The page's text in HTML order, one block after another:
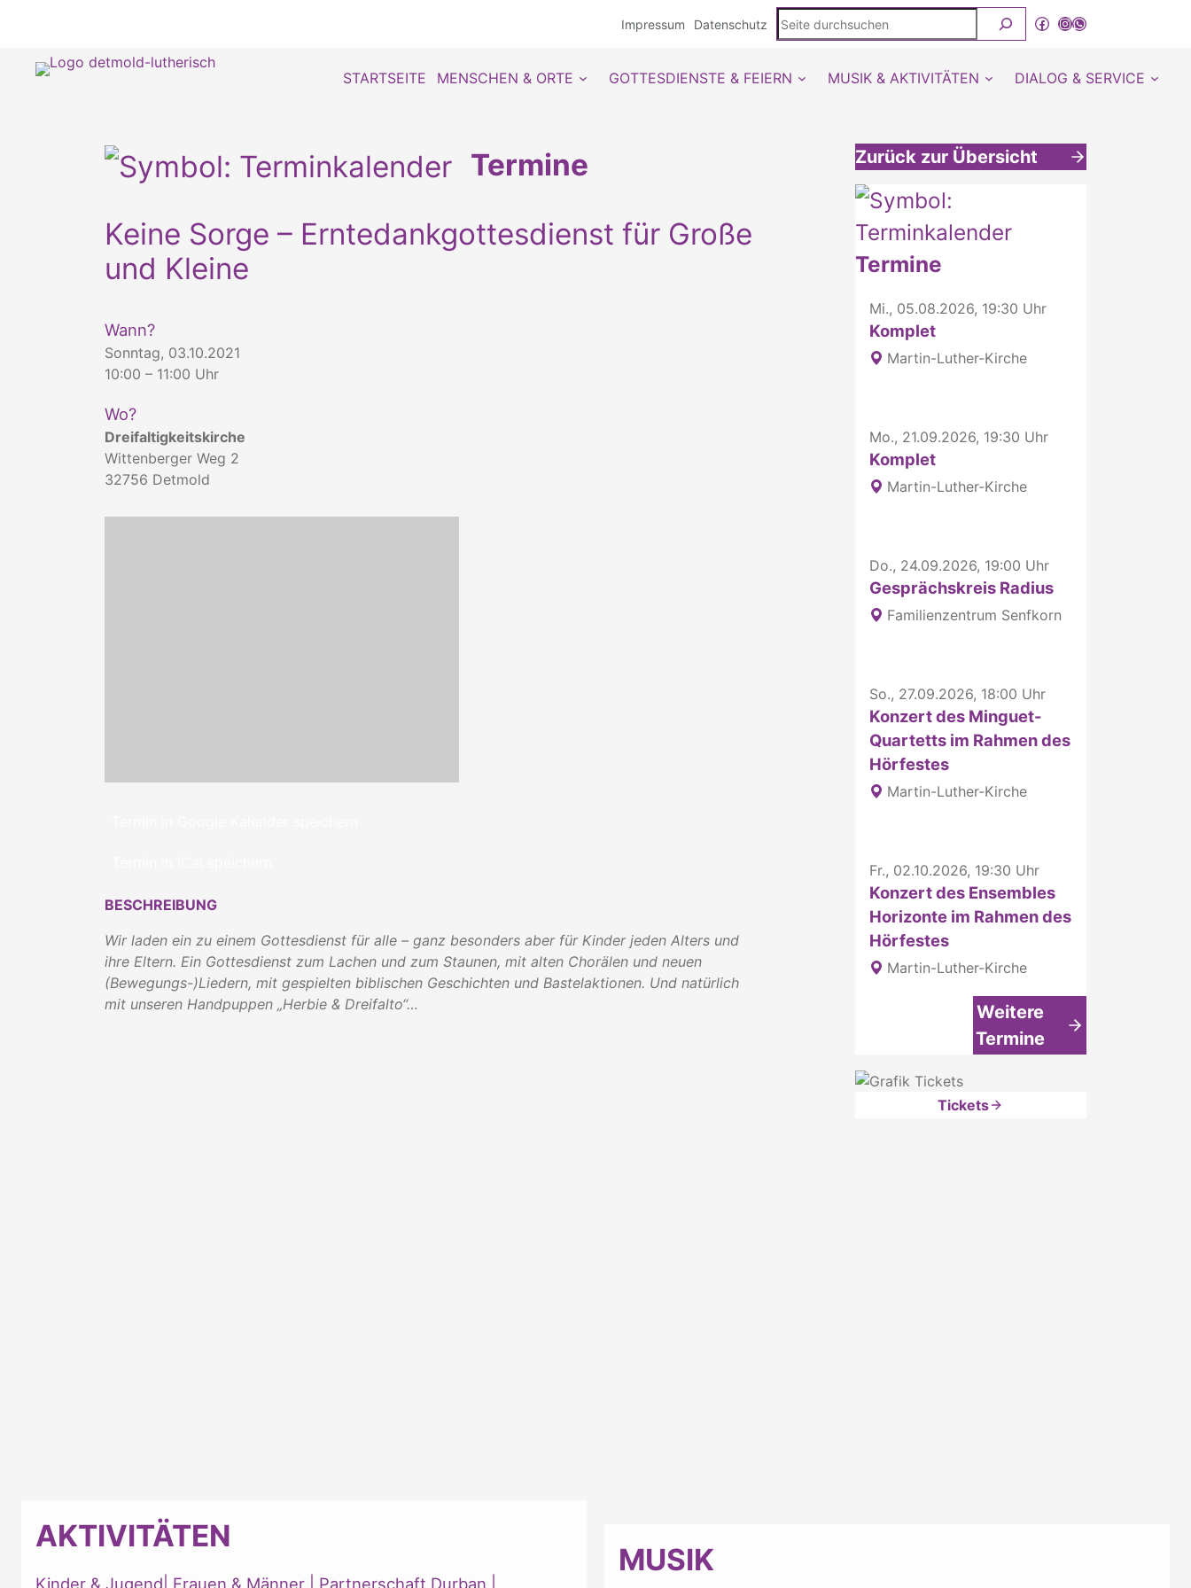
Impressum Datenschutz
Seite
durchsuchen
Facebook
Instagram
WhatsApp Kanal von detmold-lutherisch
STARTSEITE MENSCHEN & ORTE GOTTESDIENSTE & FEIERN MUSIK & AKTIVITÄTEN DIALOG & SERVICE
Termine
Keine Sorge – Erntedankgottesdienst für Große
und Kleine
Wann?
Sonntag, 03.10.2021
10:00 – 11:00 Uhr
Wo?
Dreifaltigkeitskirche
Wittenberger Weg 2
32756 Detmold
BESCHREIBUNG
Wir laden ein zu einem Gottesdienst für alle – ganz besonders aber für Kinder jeden Alters und
ihre Eltern. Ein Gottesdienst zum Lachen und zum Staunen, mit alten Chorälen und neuen
(Bewegungs-)Liedern, mit gespielten biblischen Geschichten und Bastelaktionen. Und natürlich
mit unseren Handpuppen „Herbie & Dreifalto“…
Zurück zur Übersicht
Weitere interessante Inhalte
Termine
Mi., 05.08.2026, 19:30 Uhr
Komplet
Martin-Luther-Kirche
Mo., 21.09.2026, 19:30 Uhr
Komplet
Martin-Luther-Kirche
Do., 24.09.2026, 19:00 Uhr
Gesprächskreis Radius
Familienzentrum Senfkorn
So., 27.09.2026, 18:00 Uhr
Konzert des Minguet-
Quartetts im Rahmen des
Hörfestes
Martin-Luther-Kirche
Fr., 02.10.2026, 19:30 Uhr
Konzert des Ensembles
Horizonte im Rahmen des
Hörfestes
Martin-Luther-Kirche
Weitere
Termine
Tickets
AKTIVITÄTEN
Kinder & Jugend Frauen & Männer Partnerschaft Durban
MUSIK